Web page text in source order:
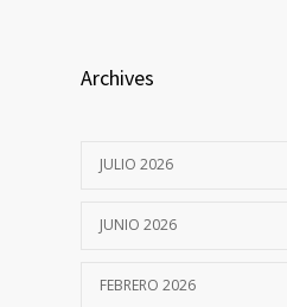
Archives
JULIO 2026
JUNIO 2026
FEBRERO 2026